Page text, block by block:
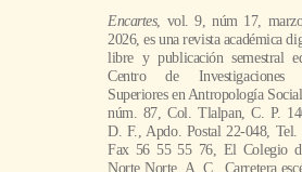
Encartes, vol. 9, núm 17,
2026, es una revista académica
libre y publicación semestral
Centro de
Superiores en Antropología
núm. 87, Col. Tlalpan, C. P.
D. F., Apdo. Postal 22-048,
Fax 56 55 55 76, El Colegio
Norte Norte, A. C., Carretera